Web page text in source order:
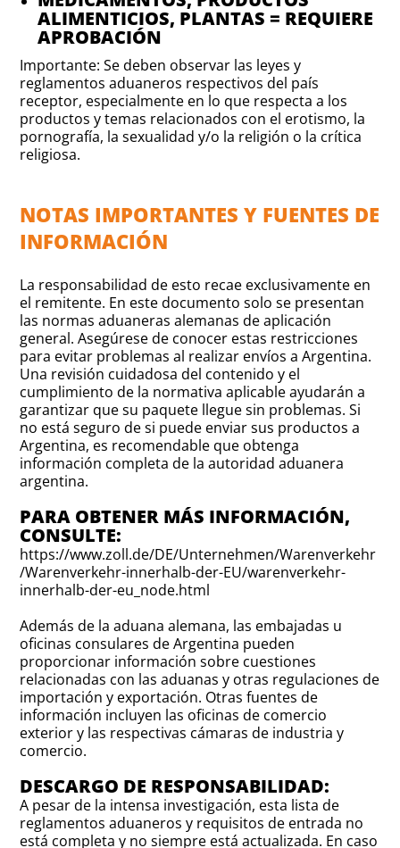
ALIMENTICIOS, PLANTAS = REQUIERE
APROBACIÓN
Importante: Se deben observar las leyes y
reglamentos aduaneros respectivos del país
receptor, especialmente en lo que respecta a los
productos y temas relacionados con el erotismo, la
pornografía, la sexualidad y/o la religión o la crítica
religiosa.
NOTAS IMPORTANTES Y FUENTES DE
INFORMACIÓN
La responsabilidad de esto recae exclusivamente en
el remitente. En este documento solo se presentan
las normas aduaneras alemanas de aplicación
general. Asegúrese de conocer estas restricciones
para evitar problemas al realizar envíos a Argentina.
Una revisión cuidadosa del contenido y el
cumplimiento de la normativa aplicable ayudarán a
garantizar que su paquete llegue sin problemas. Si
no está seguro de si puede enviar sus productos a
Argentina, es recomendable que obtenga
información completa de la autoridad aduanera
argentina.
PARA OBTENER MÁS INFORMACIÓN,
CONSULTE:
https://www.zoll.de/DE/Unternehmen/Warenverkehr
/Warenverkehr-innerhalb-der-EU/warenverkehr-
innerhalb-der-eu_node.html
Además de la aduana alemana, las embajadas u
oficinas consulares de Argentina pueden
proporcionar información sobre cuestiones
relacionadas con las aduanas y otras regulaciones de
importación y exportación. Otras fuentes de
información incluyen las oficinas de comercio
exterior y las respectivas cámaras de industria y
comercio.
DESCARGO DE RESPONSABILIDAD:
A pesar de la intensa investigación, esta lista de
reglamentos aduaneros y requisitos de entrada no
está completa y no siempre está actualizada. En caso